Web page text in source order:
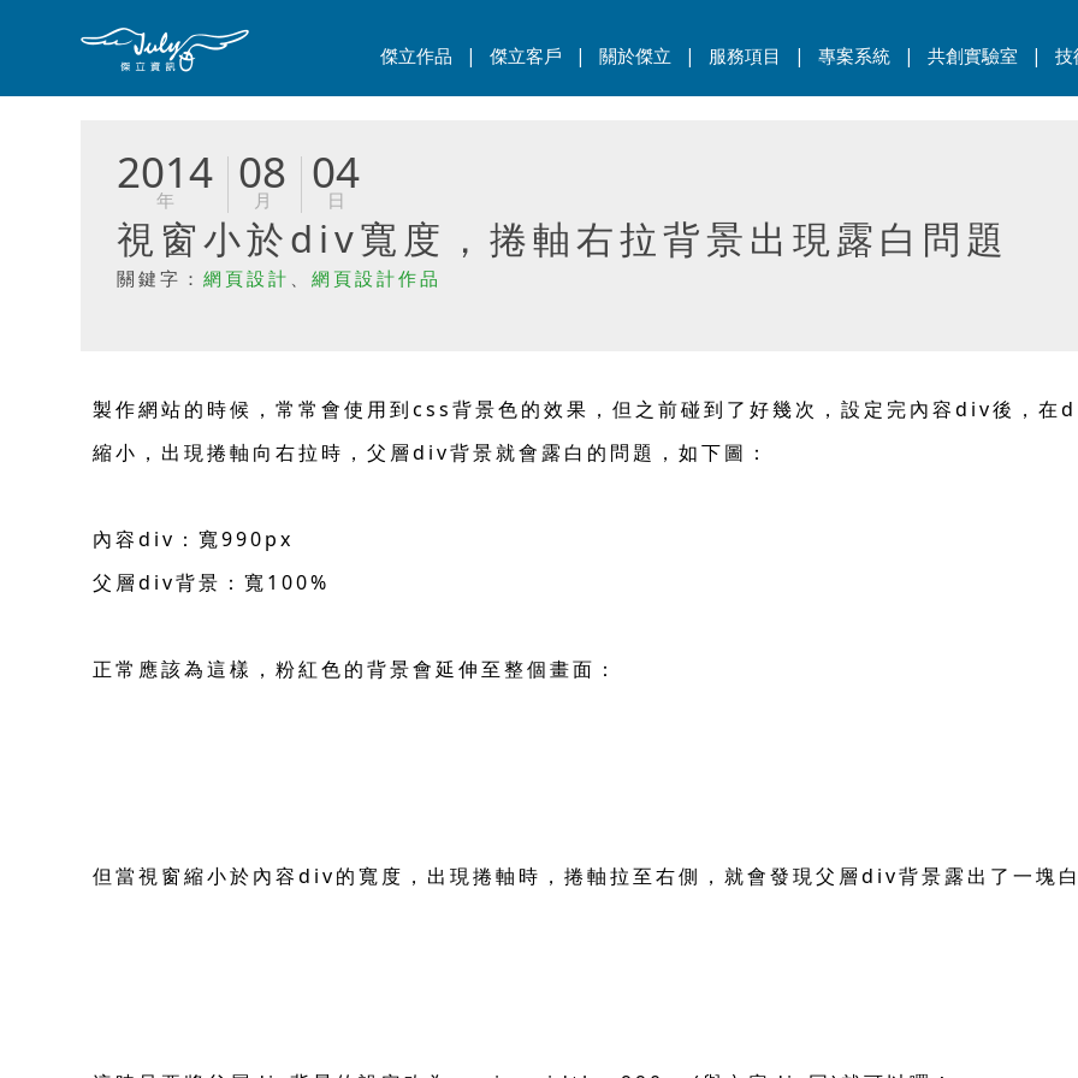
傑立作品 | 傑立客戶 | 關於傑立 | 服務項目 | 專案系統| 共創實驗室 | 技
2014
年 08
月 04
日
視窗小於div寬度，捲軸右拉背景出現露白問題
關鍵字： 網頁設計 、 網頁設計作品
製作網站的時候，常常會使用到css背景色的效果，但之前碰到了好幾次，設定完內容div後，
縮小，出現捲軸向右拉時，父層div背景就會露白的問題，如下圖：
內容div：寬990px
父層div背景：寬100%
正常應該為這樣，粉紅色的背景會延伸至整個畫面：
但當視窗縮小於內容div的寬度，出現捲軸時，捲軸拉至右側，就會發現父層div背景露出了一塊